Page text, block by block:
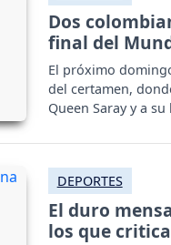
Dos
final del
El próximo
del certamen,
Queen Saray y a
DEPORTES
El duro
los que